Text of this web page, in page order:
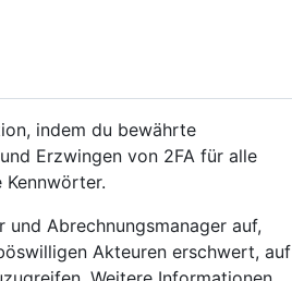
indem du bewährte
Erzwingen von 2FA für alle
Abrechnungsmanager auf,
Akteuren erschwert, auf